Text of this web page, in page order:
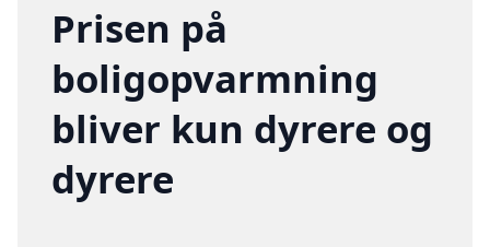
Prisen på
boligopvarmning
bliver kun dyrere og
dyrere